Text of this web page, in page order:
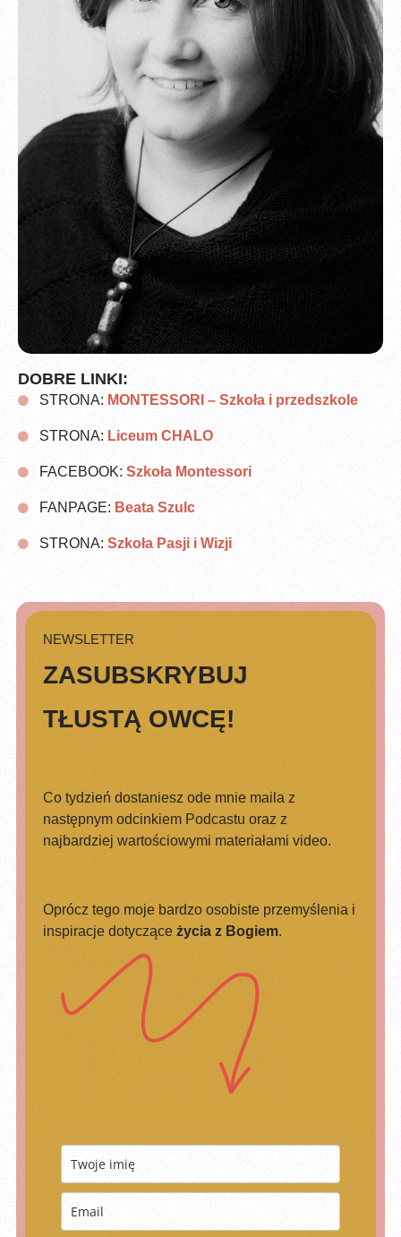
DOBRE LINKI:
STRONA: MONTESSORI – Szkoła i przedszkole
STRONA: Liceum CHALO
FACEBOOK: Szkoła Montessori
FANPAGE: Beata Szulc
STRONA: Szkoła Pasji i Wizji
NEWSLETTER
ZASUBSKRYBUJ
TŁUSTĄ OWCĘ!
Co tydzień dostaniesz ode mnie maila z
następnym odcinkiem Podcastu oraz z
najbardziej wartościowymi materiałami video.
Oprócz tego moje bardzo osobiste przemyślenia i
inspiracje dotyczące życia z Bogiem.